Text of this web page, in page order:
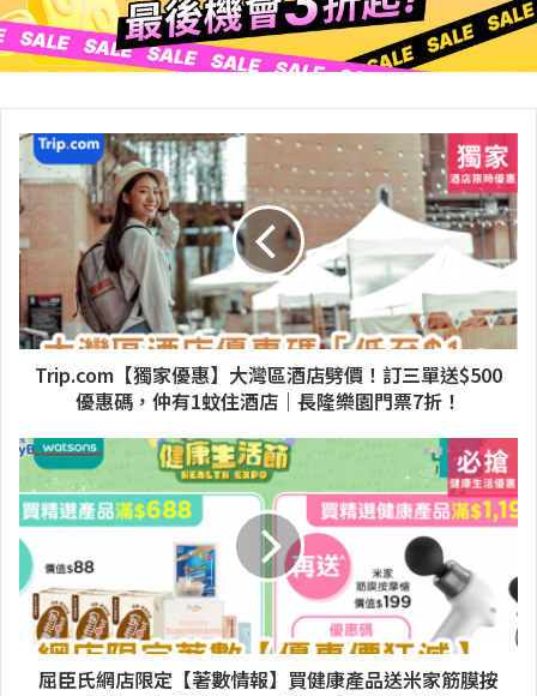
Trip.com【獨家優惠】大灣區酒店劈價！訂三單送$500
優惠碼，仲有1蚊住酒店｜長隆樂園門票7折！
屈臣氏網店限定【著數情報】買健康產品送米家筋膜按